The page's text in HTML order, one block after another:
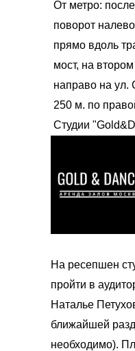
От метро:
поворот
прямо вдоль
мост, на
направо на ул.
250 м. по
Студии
На ресепшен
пройти в
Наталье
ближайшей
необходимо).